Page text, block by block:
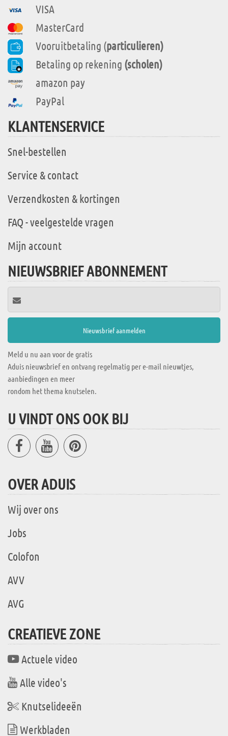
VISA
MasterCard
Vooruitbetaling (particulieren)
Betaling op rekening (scholen)
amazon pay
PayPal
KLANTENSERVICE
Snel-bestellen
Service & contact
Verzendkosten & kortingen
FAQ - veelgestelde vragen
Mijn account
NIEUWSBRIEF ABONNEMENT
Meld u nu aan voor de gratis
Aduis nieuwsbrief en ontvang regelmatig per e-mail nieuwtjes,
aanbiedingen en meer
rondom het thema knutselen.
U VINDT ONS OOK BIJ
OVER ADUIS
Wij over ons
Jobs
Colofon
AVV
AVG
CREATIEVE ZONE
Actuele video
Alle video's
Knutselideeën
Werkbladen